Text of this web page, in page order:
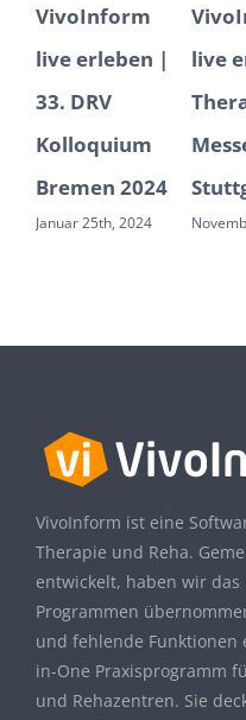
VivoInform
live erleben |
Therapro
Messe
Stuttgart 2024
November 17th, 2023
VivoInform ist eine
Therapie und Reha.
entwickelt, haben wir
Programmen
und fehlende Funktionen
in-One Praxisprogramm
und Rehazentren. Sie